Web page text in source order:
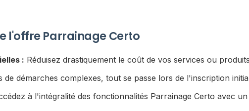
l'offre Parrainage Certo
: Réduisez drastiquement le coût de vos services ou
de démarches complexes, tout se passe lors de l'inscription
à l'intégralité des fonctionnalités Parrainage Certo avec